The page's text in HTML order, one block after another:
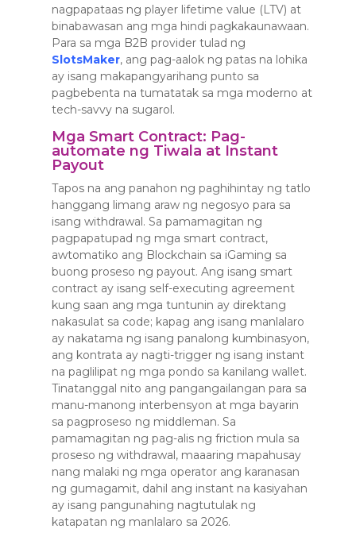
nagpapataas ng player lifetime value (LTV) at
binabawasan ang mga hindi pagkakaunawaan.
Para sa mga B2B provider tulad ng
SlotsMaker, ang pag-aalok ng patas na lohika
ay isang makapangyarihang punto sa
pagbebenta na tumatatak sa mga moderno at
tech-savvy na sugarol.
Mga Smart Contract: Pag-
automate ng Tiwala at Instant
Payout
Tapos na ang panahon ng paghihintay ng tatlo
hanggang limang araw ng negosyo para sa
isang withdrawal. Sa pamamagitan ng
pagpapatupad ng mga smart contract,
awtomatiko ang Blockchain sa iGaming sa
buong proseso ng payout. Ang isang smart
contract ay isang self-executing agreement
kung saan ang mga tuntunin ay direktang
nakasulat sa code; kapag ang isang manlalaro
ay nakatama ng isang panalong kumbinasyon,
ang kontrata ay nagti-trigger ng isang instant
na paglilipat ng mga pondo sa kanilang wallet.
Tinatanggal nito ang pangangailangan para sa
manu-manong interbensyon at mga bayarin
sa pagproseso ng middleman. Sa
pamamagitan ng pag-alis ng friction mula sa
proseso ng withdrawal, maaaring mapahusay
nang malaki ng mga operator ang karanasan
ng gumagamit, dahil ang instant na kasiyahan
ay isang pangunahing nagtutulak ng
katapatan ng manlalaro sa 2026.